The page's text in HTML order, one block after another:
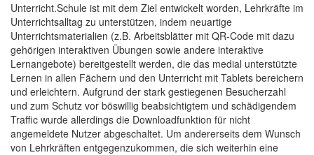
Unterricht.Schule ist mit dem Ziel entwickelt worden, Lehrkräfte im
Unterrichtsalltag zu unterstützen, indem neuartige
Unterrichtsmaterialien (z.B. Arbeitsblätter mit QR-Code mit dazu
gehörigen interaktiven Übungen sowie andere interaktive
Lernangebote) bereitgestellt werden, die das medial unterstützte
Lernen in allen Fächern und den Unterricht mit Tablets bereichern
und erleichtern. Aufgrund der stark gestiegenen Besucherzahl
und zum Schutz vor böswillig beabsichtigtem und schädigendem
Traffic wurde allerdings die Downloadfunktion für nicht
angemeldete Nutzer abgeschaltet. Um andererseits dem Wunsch
von Lehrkräften entgegenzukommen, die sich weiterhin eine